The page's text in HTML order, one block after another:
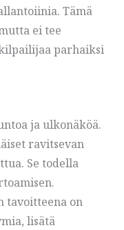
Tämä
ei tee
parhaiksi
ja ulkonäköä.
ravitsevan
Se todella
tavoitteena on
lisätä